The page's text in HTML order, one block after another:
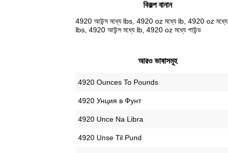
বিকল্প বানান
4920 আউন্স মধ্যে lbs, 4920 oz মধ্যে lb, 4920 oz মধ্যে
lbs, 4920 আউন্স মধ্যে lb, 4920 oz মধ্যে পাউন্ড
আরও ভাষাসমূহ
‎4920 Ounces To Pounds
‎4920 Унция в Фунт
‎4920 Unce Na Libra
‎4920 Unse Til Pund